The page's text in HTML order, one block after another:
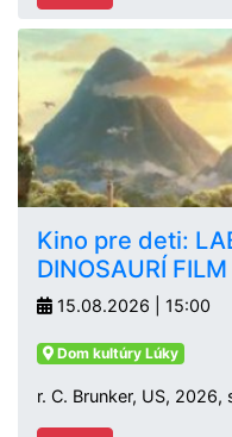
Kino pre deti:
DINOSAURÍ FILM
15.08.2026 | 15:00
Dom kultúry Lúky
r. C. Brunker, US,